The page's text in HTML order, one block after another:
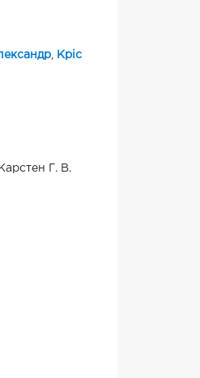
,
Кріс
Г. В.